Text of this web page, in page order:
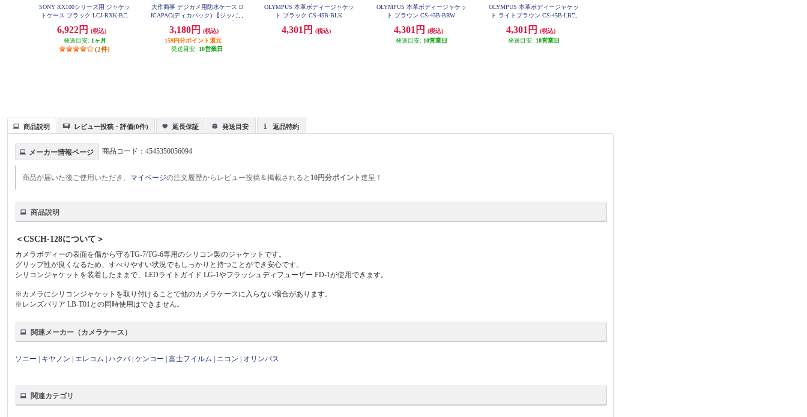
SONY RX100シリーズ用 ジャケッ
トケース ブラック LCJ-RXK-BC
6,922円
(税込)
発送目安: 1ヶ月
(2件)
大作商事 デジカメ用防水ケース D
ICAPAC(ディカパック) 【ジッパー
1B
3,180円
(税込)
159円分ポイント還元
発送目安: 10営業日
OLYMPUS 本革ボディージャケッ
ト ブラック CS-45B-BLK
4,301円 (税込)
OLYMPUS 本革ボディージャケッ
ト ブラウン CS-45B-BRW
4,301円
(税込)
発送目安: 10営業日
OLYMPUS 本革ボディージャケッ
ト ライトブラウン CS-45B-LBR
4,301円
(税込)
発送目安: 10営業日
商品説明 レビュー投稿・評価(0件) 延長保証 発送目安 返品特約
メーカー情報ページ 商品コード：4545350056094
商品が届いた後ご使用いただき、 マイページの注文履歴からレビュー投稿＆掲載されると 10円分ポイント進呈！
商品説明
＜CSCH-128について＞
カメラボディーの表面を傷から守るTG-7/TG-6専用のシリコン製のジャケットです。
グリップ性が良くなるため、すべりやすい状況でもしっかりと持つことができ安心です。
シリコンジャケットを装着したままで、LEDライトガイド LG-1やフラッシュディフューザー FD-1が使用できます。
※カメラにシリコンジャケットを取り付けることで他のカメラケースに入らない場合があります。
※レンズバリア LB-T01との同時使用はできません。
関連メーカー（カメラケース）
ソニー キヤノン エレコム |ハクバ|ケンコー |富士フイルム ニコン オリンパス
関連カテゴリ